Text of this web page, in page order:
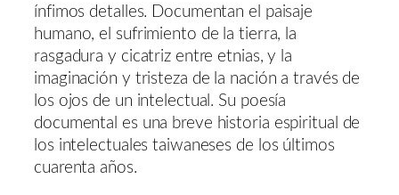
ínfimos detalles. Documentan el paisaje
humano, el sufrimiento de la tierra, la
rasgadura y cicatriz entre etnias, y la
imaginación y tristeza de la nación a través de
los ojos de un intelectual. Su poesía
documental es una breve historia espiritual de
los intelectuales taiwaneses de los últimos
cuarenta años.